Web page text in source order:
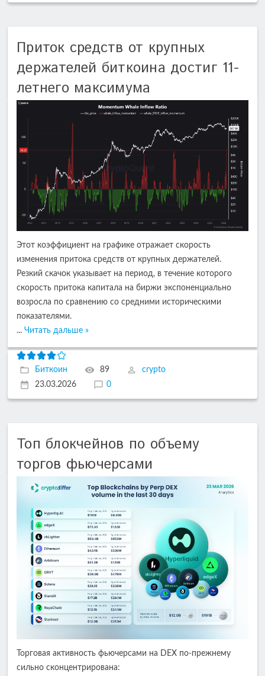
Приток средств от крупных
держателей биткоина достиг 11-
летнего максимума
Этот коэффициент на графике отражает скорость
изменения притока средств от крупных держателей.
Резкий скачок указывает на период, в течение которого
скорость притока капитала на биржи экспоненциально
возросла по сравнению со средними историческими
показателями.
... Читать дальше »
Биткоин 89
crypto
23.03.2026
0
Топ блокчейнов по объему
торгов фьючерсами
Торговая активность фьючерсами на DEX по-прежнему
сильно сконцентрирована: